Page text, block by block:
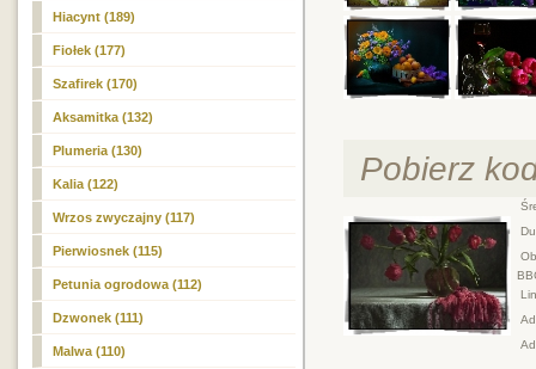
Hiacynt (189)
Fiołek (177)
Szafirek (170)
Aksamitka (132)
Plumeria (130)
Kalia (122)
Wrzos zwyczajny (117)
Pierwiosnek (115)
Petunia ogrodowa (112)
Dzwonek (111)
Malwa (110)
Pobierz